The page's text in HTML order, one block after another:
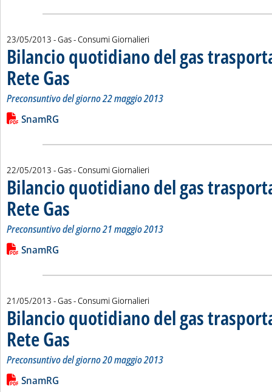
23/05/2013 - Gas - Consumi Giornalieri
Bilancio quotidiano del gas
Rete Gas . Sottotitolo: Preconsuntivo del giorno 22 maggio 2013
. Pubblicata giovedì 23 maggio 2013 alle 14.46.
Preconsuntivo del giorno 22 maggio 2013
Leggi tutta la notizia: 'Bilancio quotidiano del gas
Lista allegati PDF alla notizia
SnamRG
22/05/2013 - Gas - Consumi Giornalieri
Bilancio quotidiano del gas
Rete Gas . Sottotitolo: Preconsuntivo del giorno 21 maggio 2013
. Pubblicata mercoledì 22 maggio 2013 alle 14.58.
Preconsuntivo del giorno 21 maggio 2013
Leggi tutta la notizia: 'Bilancio quotidiano del gas
Lista allegati PDF alla notizia
SnamRG
21/05/2013 - Gas - Consumi Giornalieri
Bilancio quotidiano del gas
Rete Gas . Sottotitolo: Preconsuntivo del giorno 20 maggio 2013
. Pubblicata martedì 21 maggio 2013 alle 15.0.
Preconsuntivo del giorno 20 maggio 2013
Leggi tutta la notizia: 'Bilancio quotidiano del gas
Lista allegati PDF alla notizia
SnamRG